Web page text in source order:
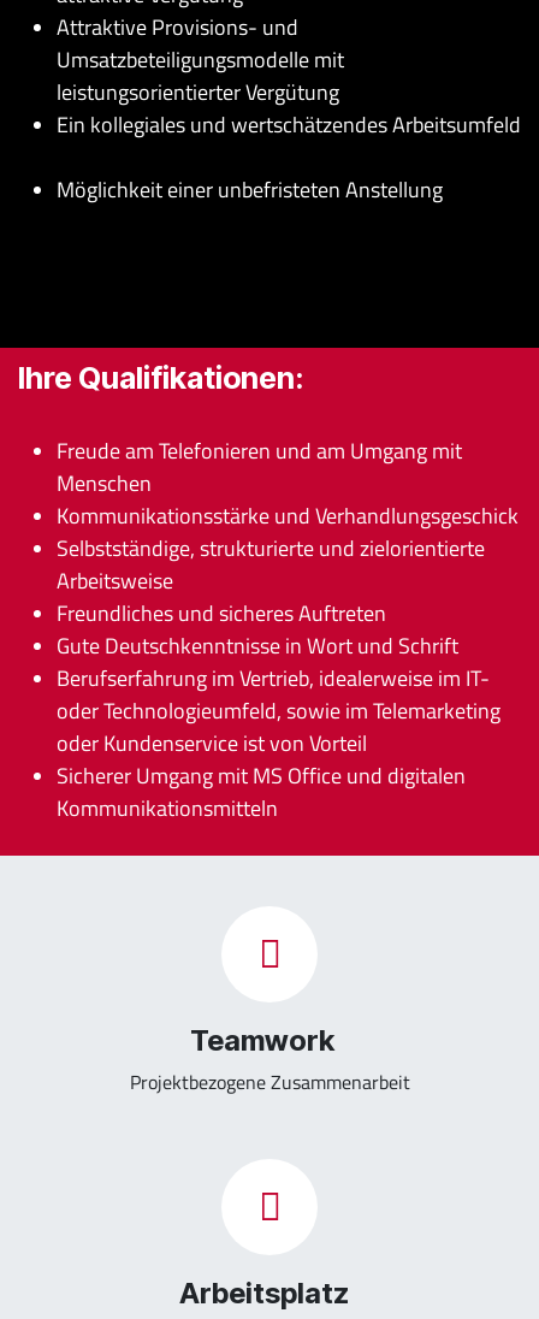
Attraktive Provisions- und
Umsatzbeteiligungsmodelle mit
leistungsorientierter Vergütung
Ein kollegiales und wertschätzendes Arbeitsumfeld
Möglichkeit einer unbefristeten Anstellung
Ihre Qualifikationen:
Freude am Telefonieren und am Umgang mit
Menschen
Kommunikationsstärke und Verhandlungsgeschick
Selbstständige, strukturierte und zielorientierte
Arbeitsweise
Freundliches und sicheres Auftreten
Gute Deutschkenntnisse in Wort und Schrift
Berufserfahrung im Vertrieb, idealerweise im IT-
oder Technologieumfeld, sowie im Telemarketing
oder Kundenservice ist von Vorteil
Sicherer Umgang mit MS Office und digitalen
Kommunikationsmitteln
Teamwork
Projektbezogene Zusammenarbeit
Arbeitsplatz